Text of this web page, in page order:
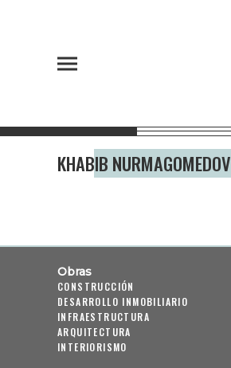
KHABIB NURMAGOMEDOV
Obras
CONSTRUCCIÓN
DESARROLLO INMOBILIARIO
INFRAESTRUCTURA
ARQUITECTURA
INTERIORISMO